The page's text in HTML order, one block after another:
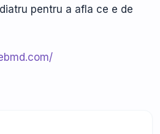
pentru a afla ce e de